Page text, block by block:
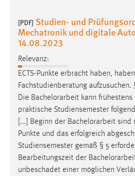
[PDF] Studien- und
Mechatronik und digitale
14.08.2023
Relevanz:
ECTS-Punkte erbracht haben,
Fachstudienberatung aufzusuchen.
Die Bachelorarbeit kann
praktische Studiensemester
[...] Beginn der Bachelorarbeit sind
Punkte und das erfolgreich
Studiensemester gemäß § 5
Bearbeitungszeit der
unbeschadet einer möglichen